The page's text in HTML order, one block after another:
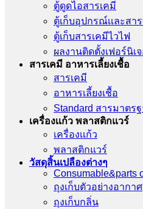
ตู้ดูดไอสารเคมี
ตู้เก็บอุปกรณ์เเละสา
ตู้เก็บสารเคมีไวไฟ
ผลงานติดตั้งเฟอร์นิเจ
สารเคมี อาหารเลี้ยงเชื้อ
สารเคมี
อาหารเลี้ยงเชื้อ
Standard สารมาตร
เครื่องเเก้ว พลาสติกแวร์
เครื่องเเก้ว
พลาสติกแวร์
วัสดุสิ้นเปลืองต่างๆ
Consumable&parts
ถุงเก็บตัวอย่างอากาศ
ถุงเก็บกลิ่น